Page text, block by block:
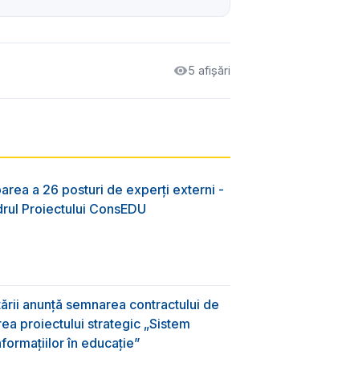
5 afișări
a 26 posturi de experți externi -
Proiectului ConsEDU
anunță semnarea contractului de
proiectului strategic „Sistem
în educație”